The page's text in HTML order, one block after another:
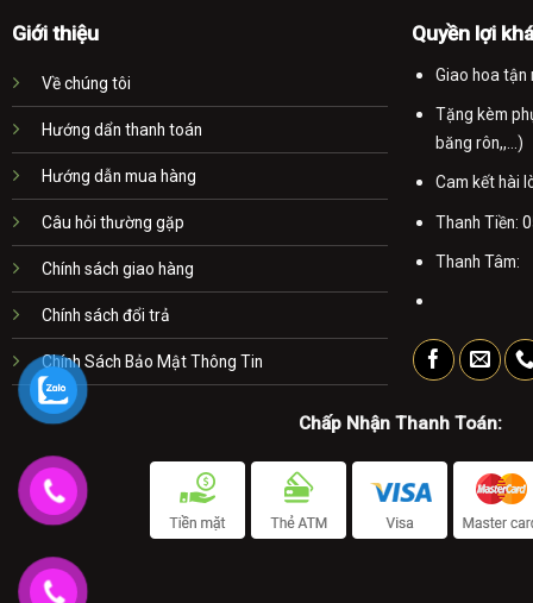
Giới thiệu
Về chúng tôi
Hướng dẩn thanh toán
Hướng dẫn mua hàng
Câu hỏi thường gặp
Chính sách giao hàng
Chính sách đổi trả
Chính Sách Bảo Mật Thông Tin
Quyền lợi
Giao hoa tận
Tặng kèm
băng rôn,,...)
Cam kết hài
Thanh Tiền:
Thanh Tâm:
Chấp Nhận Thanh Toán: